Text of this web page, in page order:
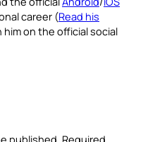
career (Read his
on the official social
published. Required